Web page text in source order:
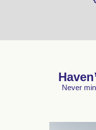
Never